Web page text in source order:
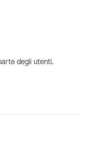
degli utenti.